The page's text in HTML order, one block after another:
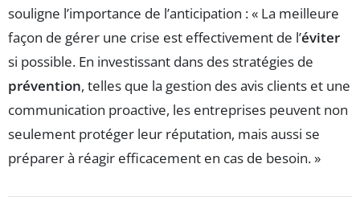
souligne l’importance de l’anticipation : « La meilleure
façon de gérer une crise est effectivement de l’éviter
si possible. En investissant dans des stratégies de
prévention, telles que la gestion des avis clients et une
communication proactive, les entreprises peuvent non
seulement protéger leur réputation, mais aussi se
préparer à réagir efficacement en cas de besoin. »